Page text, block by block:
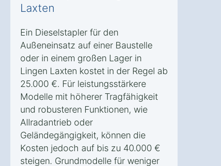
Laxten
Ein Dieselstapler für den
Außeneinsatz auf einer Baustelle
oder in einem großen Lager in
Lingen Laxten kostet in der Regel ab
25.000 €. Für leistungsstärkere
Modelle mit höherer Tragfähigkeit
und robusteren Funktionen, wie
Allradantrieb oder
Geländegängigkeit, können die
Kosten jedoch auf bis zu 40.000 €
steigen. Grundmodelle für weniger